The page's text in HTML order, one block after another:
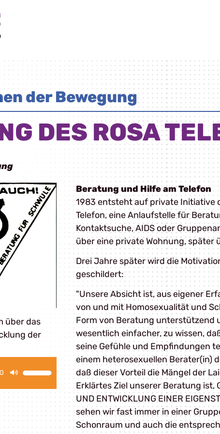
der Bewegung
DES ROSA
über das
der
Pfeiltasten
Hoch/Runter
benutzen,
um
die
Beratung und Hilfe am Telefon
1983 entsteht auf private Initiative
Telefon, eine Anlaufstelle für
Kontaktsuche, AIDS oder
über eine private Wohnung, später
Drei Jahre später wird die
geschildert:
"Unsere Absicht ist, aus eigener
von und mit Homosexualität und
Form von Beratung unterstützend
wesentlich einfacher, zu wissen,
seine Gefühle und Empfindungen
einem heterosexuellen Berater(in)
daß dieser Vorteil die Mängel der
Erklärtes Ziel unserer Beratung ist,
UND ENTWICKLUNG EINER
sehen wir fast immer in einer
Schonraum und auch die